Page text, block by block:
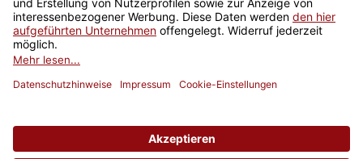
Newsletter